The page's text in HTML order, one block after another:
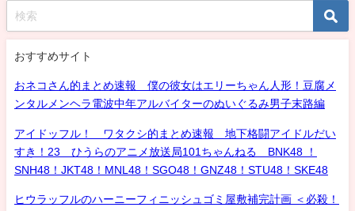
おすすめサイト
おネコさん的まとめ速報 僕の彼女はエリーちゃん人形！豆腐メ
ンタルメンヘラ電波中年アルバイターのぬいぐるみ男子末路編
アイドッフル！ ワタクシ的まとめ速報 地下格闘アイドルだい
すき！23 ひうらのアニメ放送局101ちゃんねる BNK48 ！
SNH48！JKT48！MNL48！SGO48！GNZ48！STU48！SKE48
ヒウラッフルのハーニーフィニッシュゴミ屋敷補完計画 ＜必殺！